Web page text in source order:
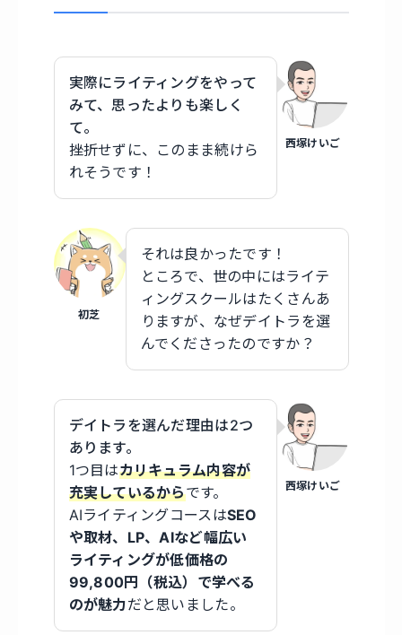
西塚けいご
実際にライティングをやって
みて、思ったよりも楽しく
て。
挫折せずに、このまま続けら
れそうです！
初芝
それは良かったです！
ところで、世の中にはライテ
ィングスクールはたくさんあ
りますが、なぜデイトラを選
んでくださったのですか？
西塚けいご
デイトラを選んだ理由は2つ
あります。
1つ目はカリキュラム内容が
充実しているからです。
AIライティングコースはSEO
や取材、LP、AIなど幅広い
ライティングが低価格の
99,800円（税込）で学べる
のが魅力だと思いました。